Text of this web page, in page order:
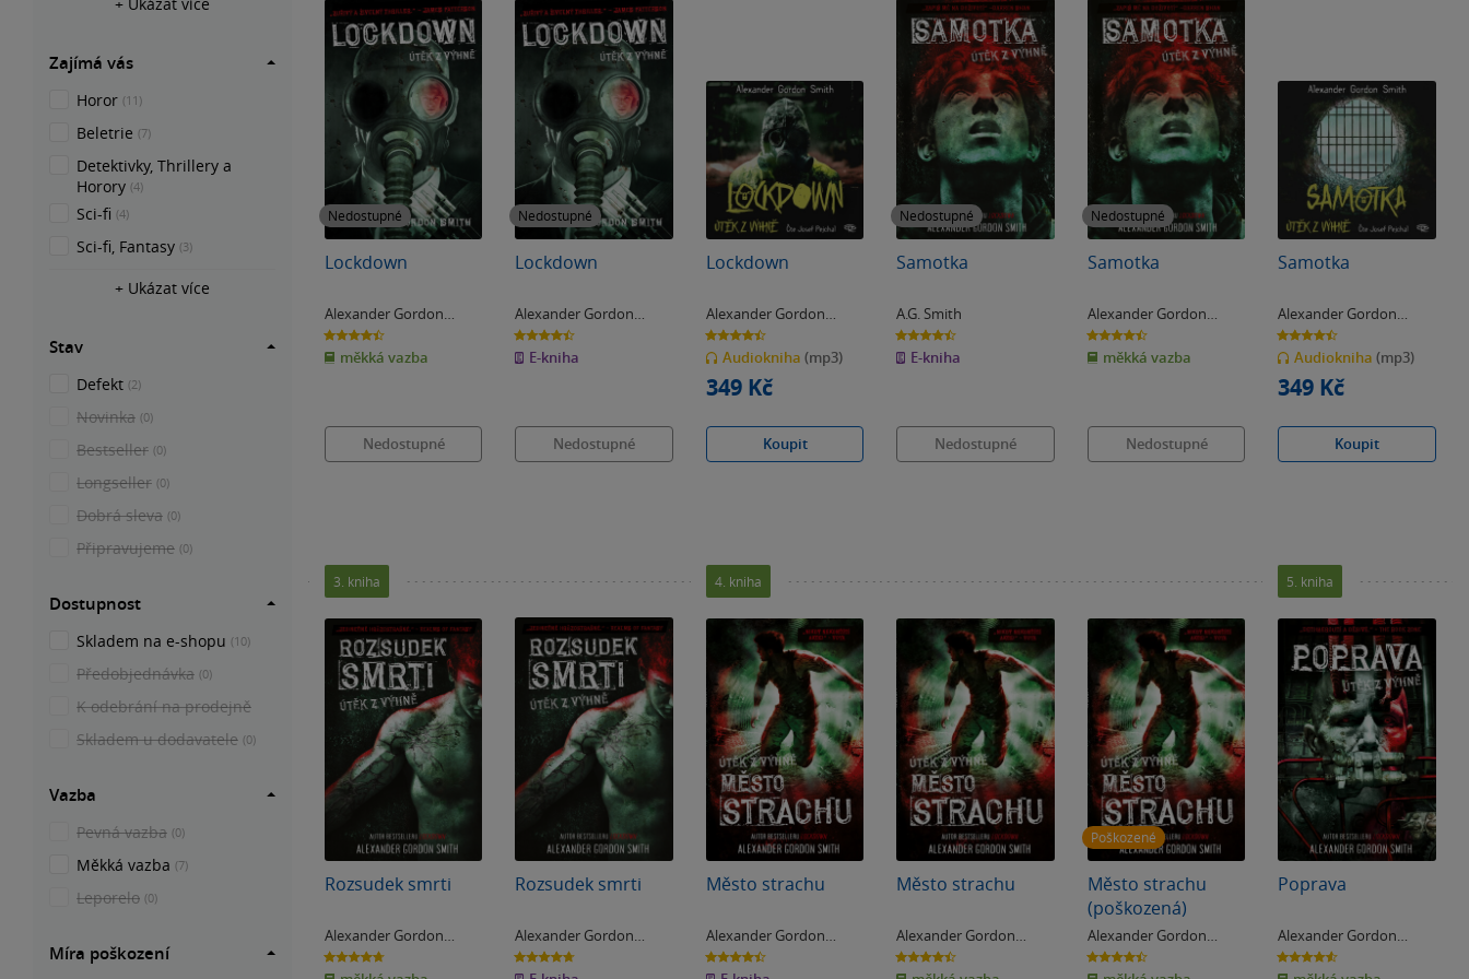
Nedostupné
Lockdown
Alexander Gordon
Smith
4.4
z
5
hvězdiček
měkká vazba
Nedostupné
Nedostupné
Lockdown
Alexander Gordon
Smith
4.4
z
5
hvězdiček
E-kniha
Nedostupné
Lockdown
Alexander Gordon
Smith
4.4
z
5
hvězdiček
Audiokniha (mp3)
349 Kč
Koupit
Nedostupné
Samotka
A.G. Smith
4.5
z
5
hvězdiček
E-kniha
Nedostupné
Nedostupné
Samotka
Alexander Gordon
Smith
4.5
z
5
hvězdiček
měkká vazba
Nedostupné
Samotka
Alexander Gordon
Smith
4.5
z
5
hvězdiček
Audiokniha(mp3)
349 Kč
Koupit
3. kniha
Rozsudek smrti
Alexander Gordon
Smith
4.7
z
Rozsudek smrti
Alexander Gordon
Smith
4.7
z
4. kniha
Město strachu
Alexander Gordon
Smith
4.4
z
Město strachu
Alexander Gordon
Smith
4.4
z
Poškozené
Město strachu
(poškozená)
Alexander Gordon
Smith
4.4
z
5. kniha
Poprava
Alexander Gordon
Smith
4.6
z
Zajímá vás
Horor (11)
Beletrie (7)
Detektivky, Thrillery a
Horory (4)
Sci-fi (4)
Sci-fi, Fantasy (3)
+ Ukázat více
Stav
Defekt (2)
Novinka (0)
Bestseller (0)
Longseller (0)
Dobrá sleva (0)
Připravujeme (0)
Dostupnost
Skladem na e-shopu (10)
Předobjednávka (0)
K odebrání na prodejně
Skladem u dodavatele (0)
Vazba
Pevná vazba (0)
Měkká vazba (7)
Leporelo (0)
Míra poškození